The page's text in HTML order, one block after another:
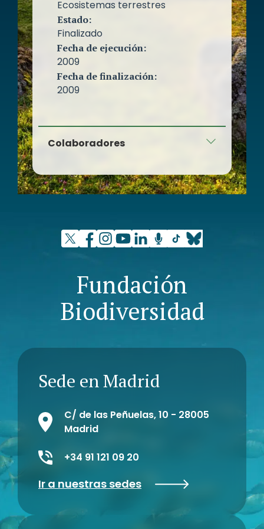
Ecosistemas terrestres
Estado:
Finalizado
Fecha de ejecución:
2009
Fecha de finalización:
2009
Colaboradores
Fundación
Biodiversidad
Sede en Madrid
C/ de las Peñuelas, 10 - 28005
Madrid
+34 91 121 09 20
Ir a nuestras sedes